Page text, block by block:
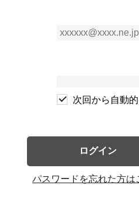
次回から自動
ログイン
パスワードを忘れた方は